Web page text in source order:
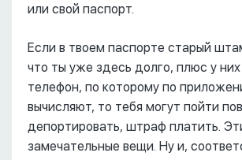
или свой паспорт.
Если в твоем паспорте старый
что ты уже здесь долго, плюс у них
телефон, по которому по
вычисляют, то тебя могут пойти
депортировать, штраф платить.
замечательные вещи. Ну и,